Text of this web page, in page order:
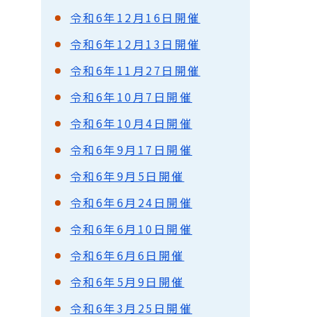
令和6年12月16日開催
令和6年12月13日開催
令和6年11月27日開催
令和6年10月7日開催
令和6年10月4日開催
令和6年9月17日開催
令和6年9月5日開催
令和6年6月24日開催
令和6年6月10日開催
令和6年6月6日開催
令和6年5月9日開催
令和6年3月25日開催